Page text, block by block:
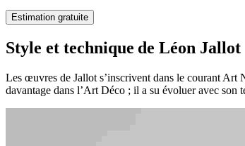
Estimation gratuite
Style et technique de Léon Jallot
Les œuvres de Jallot s’inscrivent dans le courant Art
davantage dans l’Art Déco ; il a su évoluer avec son